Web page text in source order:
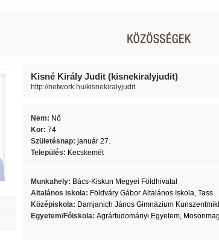
Kisné Király Judit (kisnekiralyjudit)
http://network.hu/kisnekiralyjudit
Nem: Nő
Kor: 74
Születésnap: január 27.
Település: Kecskemét
Munkahely: Bács-Kiskun Megyei Földhivatal
Általános iskola: Földváry Gábor Általános Iskola, Tass
Középiskola: Damjanich János Gimnázium
Egyetem/Főiskola: Agrártudományi Egyetem,